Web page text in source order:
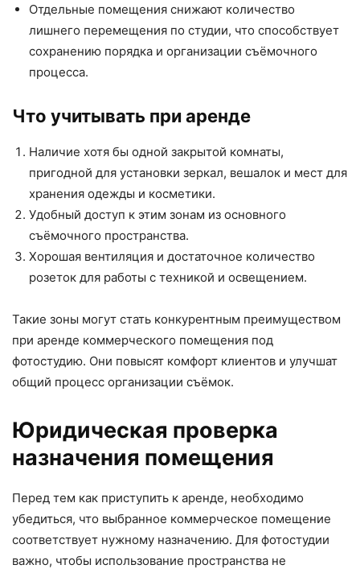
Отдельные помещения снижают количество
лишнего перемещения по студии, что способствует
сохранению порядка и организации съёмочного
процесса.
Что учитывать при аренде
Наличие хотя бы одной закрытой комнаты,
пригодной для установки зеркал, вешалок и мест для
хранения одежды и косметики.
Удобный доступ к этим зонам из основного
съёмочного пространства.
Хорошая вентиляция и достаточное количество
розеток для работы с техникой и освещением.
Такие зоны могут стать конкурентным преимуществом
при аренде коммерческого помещения под
фотостудию. Они повысят комфорт клиентов и улучшат
общий процесс организации съёмок.
Юридическая проверка
назначения помещения
Перед тем как приступить к аренде, необходимо
убедиться, что выбранное коммерческое помещение
соответствует нужному назначению. Для фотостудии
важно, чтобы использование пространства не